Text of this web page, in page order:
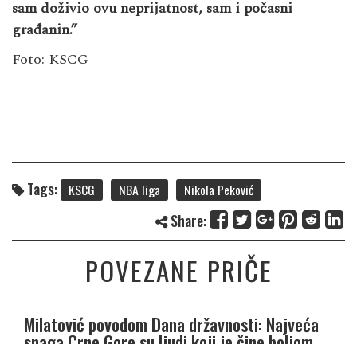
sam doživio ovu neprijatnost, sam i počasni
građanin.”
Foto: KSCG
Tags: KSCG NBA liga Nikola Peković
Share:
POVEZANE PRIČE
Milatović povodom Dana državnosti: Najveća